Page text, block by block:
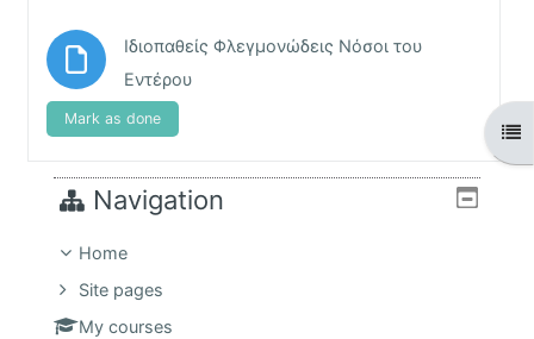
Ιδιοπαθείς Φλεγμονώδεις Νόσοι του
ΕντέρουFile
Mark as done
Blocks
Navigation
Home
Site pages
My courses